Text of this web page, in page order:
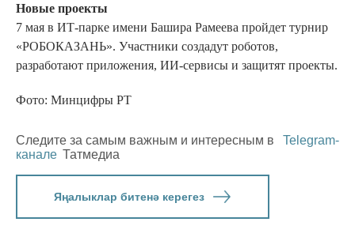
Новые проекты
7 мая в ИТ-парке имени Башира Рамеева пройдет турнир
«РОБОКАЗАНЬ». Участники создадут роботов,
разработают приложения, ИИ-сервисы и защитят проекты.
Фото: Минцифры РТ
Следите за самым важным и интересным в
Telegram-
канале Татмедиа
Яңалыклар битенә керегез